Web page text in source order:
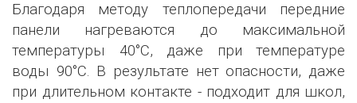
Благодаря методу теплопередачи передние
панели нагреваются до максимальной
температуры 40°C, даже при температуре
воды 90°C. В результате нет опасности, даже
при длительном контакте - подходит для школ,